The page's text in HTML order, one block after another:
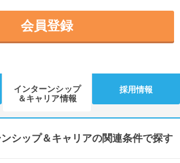
会員登録
インターンシップ
＆キャリア情報
採用情報
シップ＆キャリアの関連条件で探す